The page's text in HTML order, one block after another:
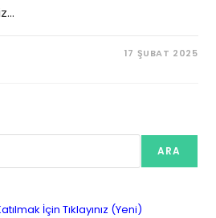
17 ŞUBAT 2025
ARA
İçin Tıklayınız (Yeni)